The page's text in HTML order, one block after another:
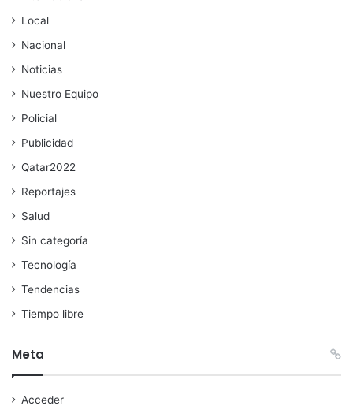
Local
Nacional
Noticias
Nuestro Equipo
Policial
Publicidad
Qatar2022
Reportajes
Salud
Sin categoría
Tecnología
Tendencias
Tiempo libre
Meta
Acceder